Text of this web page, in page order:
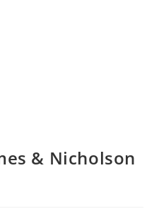
& Nicholson